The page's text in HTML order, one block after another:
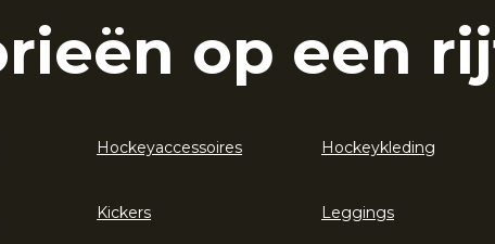
op een
Hockeyaccessoires Hockeykleding
Kickers Leggings